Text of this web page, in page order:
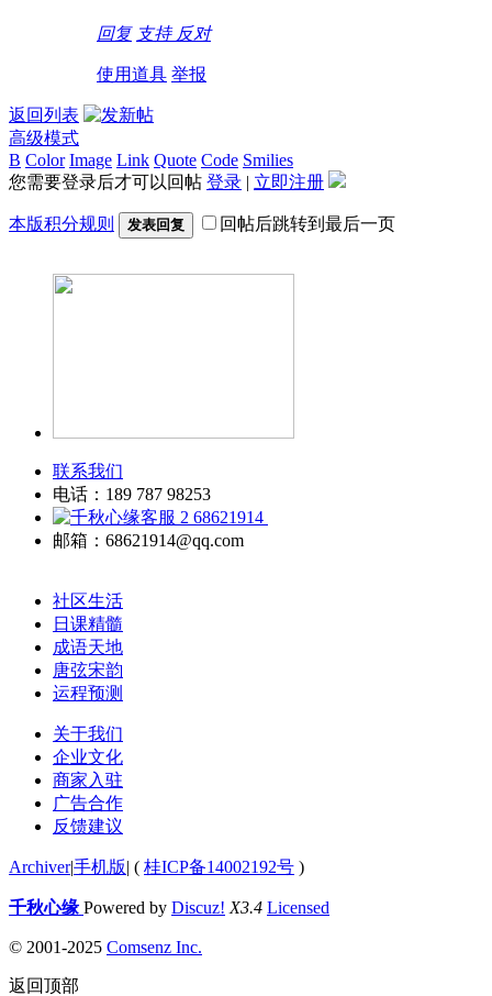
回复 支持 反对
使用道具 举报
返回列表
高级模式
B Color Image Link Quote Code Smilies
您需要登录后才可以回帖 登录 | 立即注册
本版积分规则 发表回复 回帖后跳转到最后一页
联系我们
电话：189 787 98253
68621914
邮箱：68621914@qq.com
社区生活
日课精髓
成语天地
唐弦宋韵
运程预测
关于我们
企业文化
商家入驻
广告合作
反馈建议
Archiver|手机版| ( 桂ICP备14002192号 )
千秋心缘 Powered by Discuz! X3.4 Licensed
© 2001-2025 Comsenz Inc.
返回顶部